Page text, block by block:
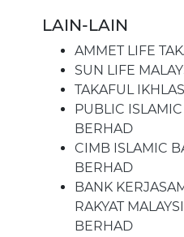
LAIN-LAIN
AMMET LIFE
SUN LIFE
TAKAFUL IKHLAS
PUBLIC
BERHAD
CIMB ISLAMIC
BERHAD
BANK
RAKYAT
BERHAD